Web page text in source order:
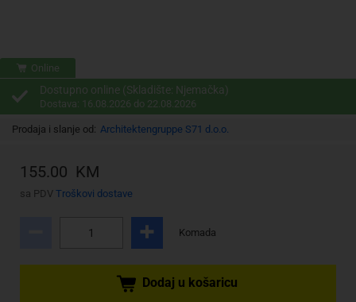
Online
Dostupno online (Skladište: Njemačka)
Dostava: 16.08.2026 do 22.08.2026
Prodaja i slanje od: Architektengruppe S71 d.o.o.
155.00 KM
sa PDV Troškovi dostave
Komada
Dodaj u košaricu